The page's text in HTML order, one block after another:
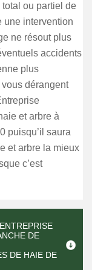
total ou partiel de
une intervention
ne résout plus
accidents
plus
dérangent
et arbre à
puisqu’il saura
et arbre la mieux
c’est
DE
DE HAIE DE